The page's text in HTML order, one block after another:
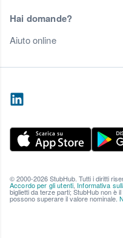
Hai domande?
Aiuto online
© 2000-2026 StubHub. Tutti i diritti
Accordo per gli utenti, Informativa
biglietti da terze parti; StubHub non è
possono superare il valore nominale.